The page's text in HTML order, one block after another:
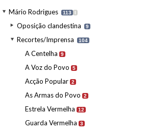
Mário Rodrigues 113 I
Oposição clandestina 9
Recortes/Imprensa 104
A Centelha 9
A Voz do Povo 5
Acção Popular 2
As Armas do Povo 2
Estrela Vermelha 12
Guarda Vermelha 3